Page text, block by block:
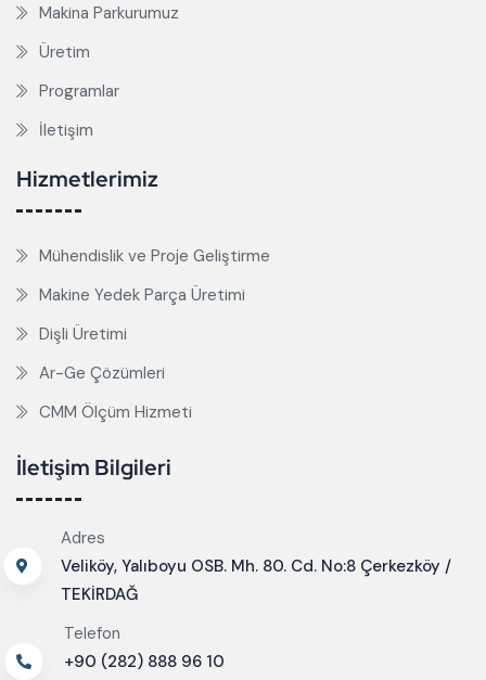
Makina Parkurumuz
Üretim
Programlar
İletişim
Hizmetlerimiz
Mühendislik ve Proje Geliştirme
Makine Yedek Parça Üretimi
Dişli Üretimi
Ar-Ge Çözümleri
CMM Ölçüm Hizmeti
İletişim Bilgileri
Adres
Veliköy, Yalıboyu OSB. Mh. 80. Cd. No:8 Çerkezköy /
TEKİRDAĞ
Telefon
+90 (282) 888 96 10